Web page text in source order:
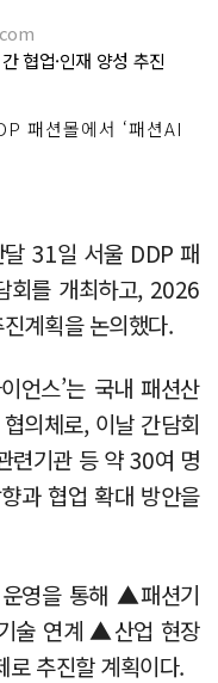
협업·인재 양성 추진
패션몰에서 ‘패션AI
달 31일 서울 DDP 패
회를 개최하고, 2026
계획을 논의했다.
언스’는 국내 패션산
의체로, 이날 간담회
련기관 등 약 30여 명
과 협업 확대 방안을
영을 통해 ▲패션기
술 연계 ▲산업 현장
로 추진할 계획이다.